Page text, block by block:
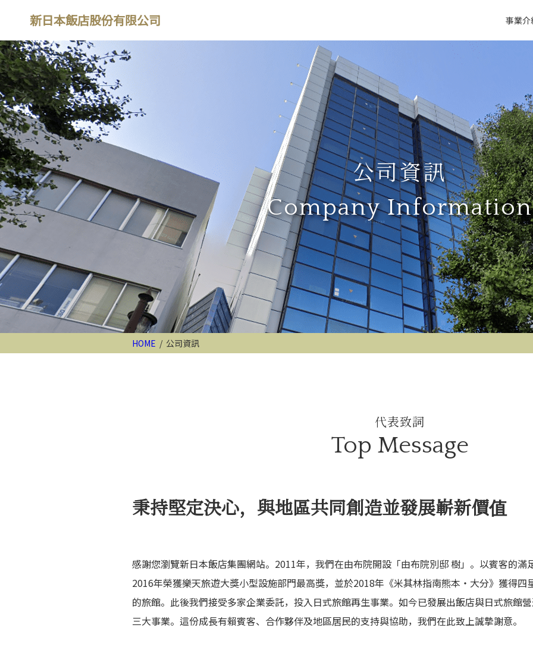
新日本飯店股份有限公司 事業介
公司資訊
Company Information
HOME / 公司資訊
代表致詞
Top Message
秉持堅定決心， 與地區共同創造並發展嶄新價值
感謝您瀏覽新日本飯店集團網站。2011年，我們在由布院開設「由布院別邸 樹」。以賓客的滿
2016年榮獲樂天旅遊大獎小型設施部門最高獎，並於2018年《米其林指南熊本・大分》獲得四
的旅館。此後我們接受多家企業委託，投入日式旅館再生事業。如今已發展出飯店與日式旅館
三大事業。這份成長有賴賓客、合作夥伴及地區居民的支持與協助，我們在此致上誠摯謝意。